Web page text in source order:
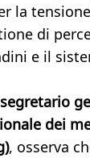
la
di
e il
dei
, osserva